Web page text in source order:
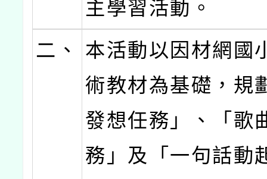
主學習活動。
二、
本活動以因材網國
術教材為基礎，規
發想任務」、「歌
務」及「一句話動